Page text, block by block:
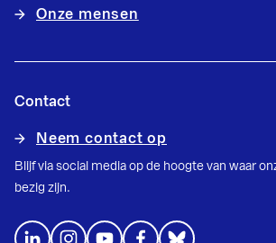
Onze mensen
Contact
Neem contact op
Blijf via social media op de hoogte van waar
bezig zijn.